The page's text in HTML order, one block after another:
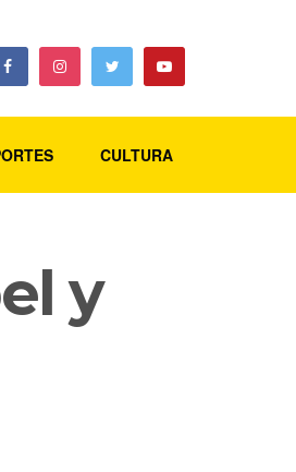
CULTURA
y